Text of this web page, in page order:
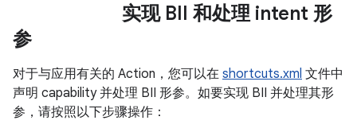
实现 BII 和处理 intent 形
参
对于与应用有关的 Action，您可以在 shortcuts.xml 文件中
声明 capability 并处理 BII 形参。如要实现 BII 并处理其形
参，请按照以下步骤操作：